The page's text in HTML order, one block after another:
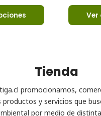
Ver
Tienda
promocionamos,
productos y servicios que
por medio de